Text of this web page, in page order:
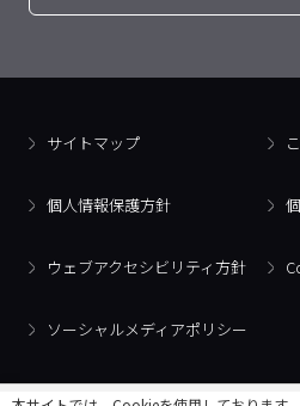
サイトマップ
個人情報保護方針
ウェブアクセシビリティ方針
ソーシャルメディアポリシー